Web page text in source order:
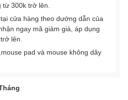
từ 300k trở lên.
cửa hàng theo dướng dẫn của
ngay mã giảm giá, áp dụng
lên.
pad và mouse không dây